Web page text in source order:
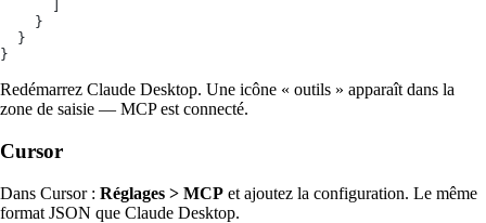
    }
  }
}
Redémarrez Claude Desktop. Une icône « outils » apparaît dans la
zone de saisie — MCP est connecté.
Cursor
Dans Cursor : Réglages > MCP et ajoutez la configuration. Le même
format JSON que Claude Desktop.